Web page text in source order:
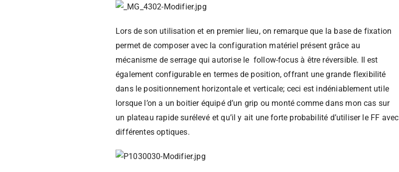
Lors de son utilisation et en premier lieu, on remarque que la base de fixation
permet de composer avec la configuration matériel présent grâce au
mécanisme de serrage qui autorise le follow-focus à être réversible. Il est
également configurable en termes de position, offrant une grande flexibilité
dans le positionnement horizontale et verticale; ceci est indéniablement utile
lorsque l’on a un boitier équipé d’un grip ou monté comme dans mon cas sur
un plateau rapide surélevé et qu’il y ait une forte probabilité d’utiliser le FF avec
différentes optiques.